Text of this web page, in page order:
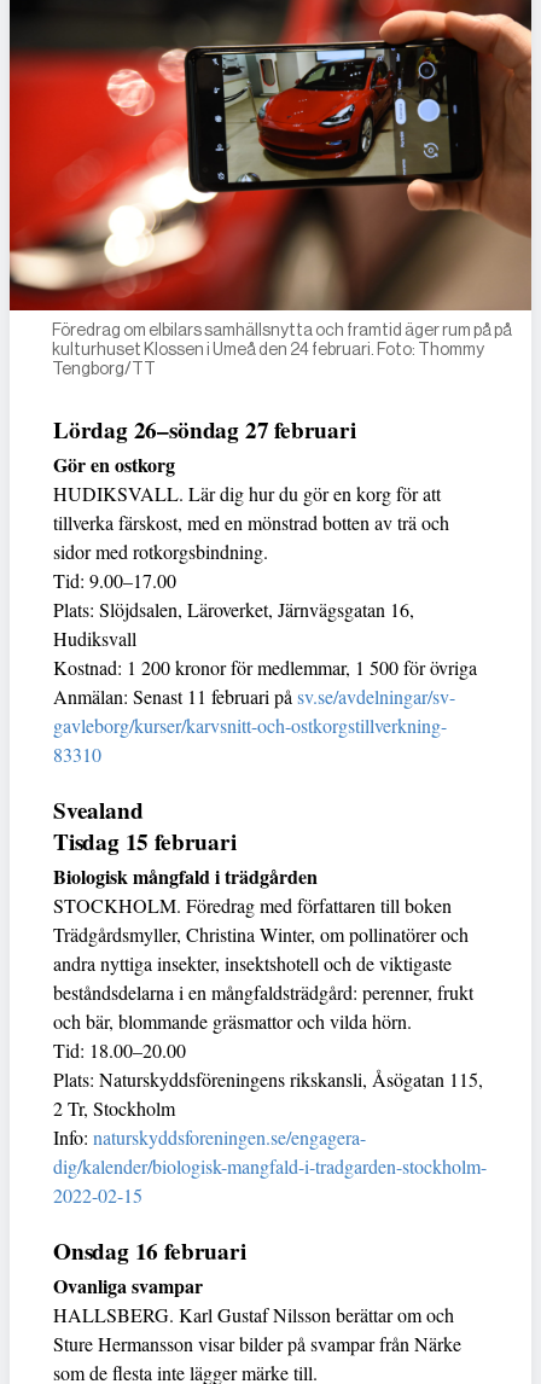
Föredrag om elbilars samhällsnytta och framtid äger rum på på
kulturhuset Klossen i Umeå den 24 februari. Foto: Thommy
Tengborg/TT
Lördag 26–söndag 27 februari
Gör en ostkorg
HUDIKSVALL. Lär dig hur du gör en korg för att
tillverka färskost, med en mönstrad botten av trä och
sidor med rotkorgsbindning.
Tid: 9.00–17.00
Plats: Slöjdsalen, Läroverket, Järnvägsgatan 16,
Hudiksvall
Kostnad: 1 200 kronor för medlemmar, 1 500 för övriga
Anmälan: Senast 11 februari på sv.se/avdelningar/sv-
gavleborg/kurser/karvsnitt-och-ostkorgstillverkning-
83310
Svealand
Tisdag 15 februari
Biologisk mångfald i trädgården
STOCKHOLM. Föredrag med författaren till boken
Trädgårdsmyller, Christina Winter, om pollinatörer och
andra nyttiga insekter, insektshotell och de viktigaste
beståndsdelarna i en mångfaldsträdgård: perenner, frukt
och bär, blommande gräsmattor och vilda hörn.
Tid: 18.00–20.00
Plats: Naturskyddsföreningens rikskansli, Åsögatan 115,
2 Tr, Stockholm
Info: naturskyddsforeningen.se/engagera-
dig/kalender/biologisk-mangfald-i-tradgarden-stockholm-
2022-02-15
Onsdag 16 februari
Ovanliga svampar
HALLSBERG. Karl Gustaf Nilsson berättar om och
Sture Hermansson visar bilder på svampar från Närke
som de flesta inte lägger märke till.